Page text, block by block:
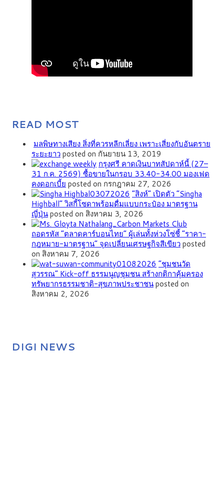
READ MOST
มลพิษทางเสียง สิ่งที่ควรหลีกเลี่ยง เพราะเสี่ยงกับอันตราย
ระยะยาวposted on กันยายน 13, 2019
กรุงศรี คาดเงินบาทสัปดาห์นี้ (27–
31 ก.ค. 2569) ซื้อขายในกรอบ 33.40-34.00 มองเฟด
คงดอกเบี้ย posted on กรกฎาคม 27, 2026
“สิงห์” เปิดตัว “Singha
Highball” วิสกี้โซดาพร้อมดื่มแบบกระป๋อง มาตรฐาน
ญี่ปุ่นposted on สิงหาคม 3, 2026
ถอดรหัส “ตลาดคาร์บอนไทย” ผู้เล่นทั้งห่วงโซ่ชี้ “ราคา-
กฎหมาย-มาตรฐาน” จุดเปลี่ยนเศรษฐกิจสีเขียวposted
on สิงหาคม 7, 2026
”ชุมชนวัด
สุวรรณ” Kick-off ธรรมนูญชุมชน สร้างกติกาคุ้มครอง
ทรัพยากรธรรมชาติ-สุขภาพประชาชนposted on
สิงหาคม 2, 2026
DIGI NEWS